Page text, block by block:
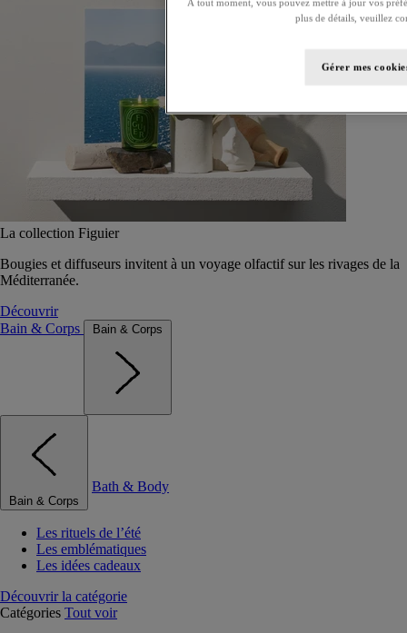
La collection Figuier
Bougies et diffuseurs invitent à un voyage olfactif sur les rivages de la
Méditerranée.
Découvrir
Bain & Corps
Bain & Corps
Bain & Corps
Bath & Body
Les rituels de l’été
Les emblématiques
Les idées cadeaux
Découvrir la catégorie
Catégories Tout voir
plus de détails, veuillez
Gérer mes